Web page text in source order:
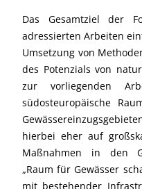
Das Gesamtziel der
adressierten Arbeiten
Umsetzung von
des Potenzials von
zur vorliegenden
südosteuropäische
hierbei eher auf
Maßnahmen in den
„Raum für Gewässer
mit bestehender